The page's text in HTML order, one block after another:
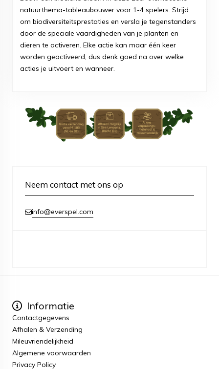
natuurthema-tableaubouwer voor 1-4 spelers. Strijd
om biodiversiteitsprestaties en versla je tegenstanders
door de speciale vaardigheden van je planten en
dieren te activeren. Elke actie kan maar één keer
worden geactiveerd, dus denk goed na over welke
acties je uitvoert en wanneer.
Neem contact met ons op
info@everspel.com
Informatie
Contactgegevens
Afhalen & Verzending
Mileuvriendelijkheid
Algemene voorwaarden
Privacy Policy